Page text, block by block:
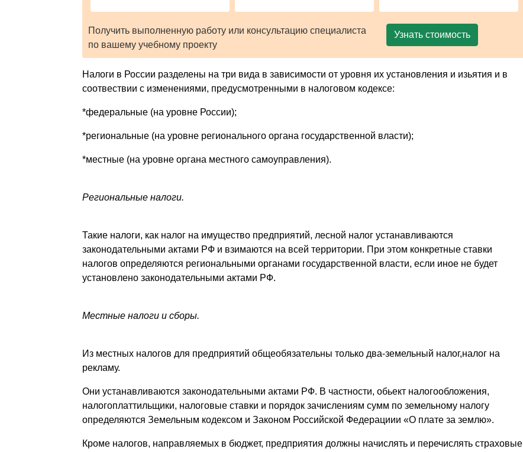
Получить выполненную работу или консультацию специалиста
по вашему учебному проекту
Узнать стоимость
Налоги в России разделены на три вида в зависимости от уровня их установления и изьятия и в
соотвествии с изменениями, предусмотренными в налоговом кодексе:
*федеральные (на уровне России);
*региональные (на уровне регионального органа государственной власти);
*местные (на уровне органа местного самоуправления).
Региональные налоги.
Такие налоги, как налог на имущество предприятий, лесной налог устанавливаются
законодательными актами РФ и взимаются на всей территории. При этом конкретные ставки
налогов определяются региональными органами государственной власти, если иное не будет
установлено законодательными актами РФ.
Местные налоги и сборы.
Из местных налогов для предприятий общеобязательны только два-земельный налог,налог на
рекламу.
Они устанавливаются законодательными актами РФ. В частности, обьект налогообложения,
налогоплаттильщики, налоговые ставки и порядок зачислениям сумм по земельному налогу
определяются Земельным кодексом и Законом Российской Федерациии «О плате за землю».
Кроме налогов, направляемых в бюджет, предприятия должны начислять и перечислять страховые